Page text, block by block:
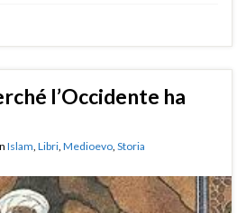
l’Occidente ha
Islam Libri Medioevo Storia